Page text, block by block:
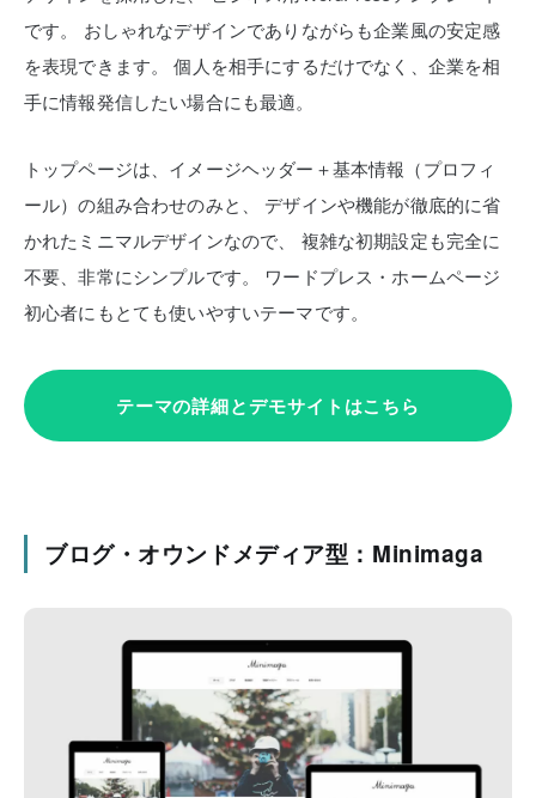
です。
おしゃれなデザインでありながらも企業風の安定感
を表現できます。
個人を相手にするだけでなく、企業を相
手に情報発信したい場合にも最適。
トップページは、イメージヘッダー＋基本情報（プロフィ
ール）の組み合わせのみと、
デザインや機能が徹底的に省
かれたミニマルデザインなので、
複雑な初期設定も完全に
不要、非常にシンプルです。
ワードプレス・ホームページ
初心者にもとても使いやすいテーマです。
テーマの詳細とデモサイトはこちら
ブログ・オウンドメディア型：Minimaga